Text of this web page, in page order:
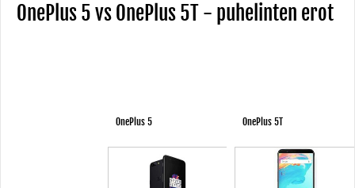
OnePlus 5 vs OnePlus 5T - puhelinten erot
OnePlus 5 OnePlus 5T